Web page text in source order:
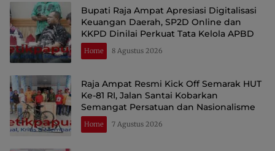
Bupati Raja Ampat Apresiasi Digitalisasi
Keuangan Daerah, SP2D Online dan
KKPD Dinilai Perkuat Tata Kelola APBD
Home 8 Agustus 2026
Raja Ampat Resmi Kick Off Semarak HUT
Ke-81 RI, Jalan Santai Kobarkan
Semangat Persatuan dan Nasionalisme
Home 7 Agustus 2026